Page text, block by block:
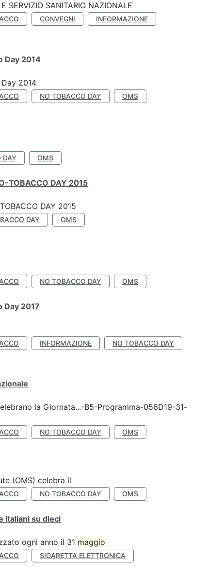
SERVIZIO SANITARIO NAZIONALE
CONVEGNI
INFORMAZIONE
Day 2014
2014
NO TOBACCO DAY OMS
DAY OMS
TOBACCO DAY 2015
DAY 2015
DAY OMS
NO TOBACCO DAY OMS
Day 2017
INFORMAZIONE
NO TOBACCO DAY
la Giornata...-B5-Programma-056D19-31-
NO TOBACCO DAY OMS
(OMS) celebra il
NO TOBACCO DAY OMS
italiani su dieci
ogni anno il 31 maggio
SIGARETTA ELETTRONICA